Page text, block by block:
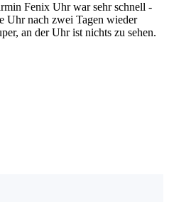
Fenix Uhr war sehr schnell -
Uhr nach zwei Tagen wieder
an der Uhr ist nichts zu sehen.